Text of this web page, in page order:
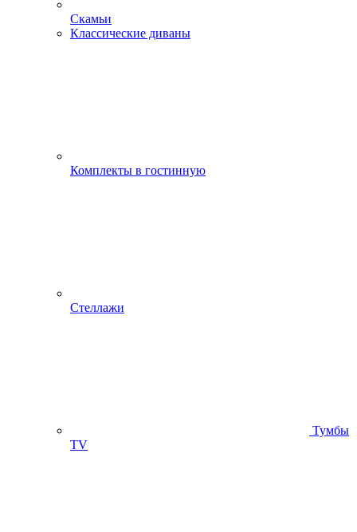
Скамьи
Классические диваны
Комплекты в гостинную
Стеллажи
Тумбы
ТV